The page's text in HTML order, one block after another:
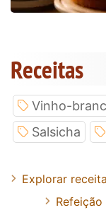
Receitas
Vinho-
Salsicha
Explorar
Refeição